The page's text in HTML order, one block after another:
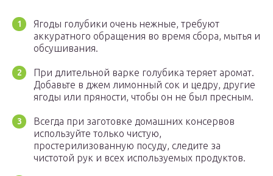
Ягоды голубики очень нежные, требуют
аккуратного обращения во время сбора, мытья и
обсушивания.
При длительной варке голубика теряет аромат.
Добавьте в джем лимонный сок и цедру, другие
ягоды или пряности, чтобы он не был пресным.
Всегда при заготовке домашних консервов
используйте только чистую,
простерилизованную посуду, следите за
чистотой рук и всех используемых продуктов.